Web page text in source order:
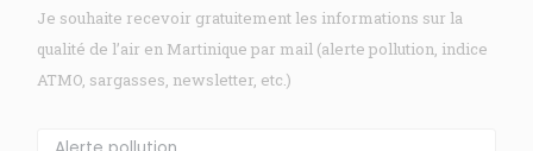
Je souhaite recevoir gratuitement les informations sur la
qualité de l’air en Martinique par mail (alerte pollution, indice
ATMO, sargasses, newsletter, etc.)
Membre de Agréé par